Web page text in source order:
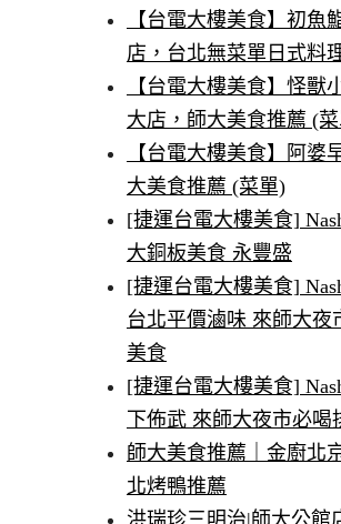
【台電大樓美食】初魚
店，台北無菜單日式料
【台電大樓美食】怪獸
大店，師大美食推薦 (
【台電大樓美食】阿婆
大美食推薦 (菜單)
[捷運台電大樓美食]
大銅板美食 永豐盛
[捷運台電大樓美食]
台北平價滷味 來師大夜
美食
[捷運台電大樓美食]
下佈武 來師大夜市必喝
師大美食推薦｜金廚北
北烤鴨推薦